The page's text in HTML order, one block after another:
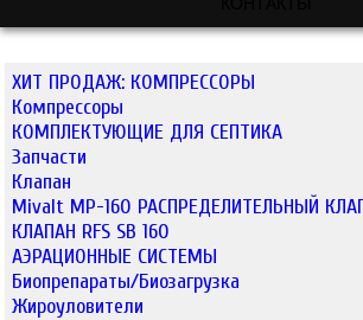
ХИТ ПРОДАЖ: КОМПРЕССОРЫ
Компрессоры
КОМПЛЕКТУЮЩИЕ ДЛЯ СЕПТИКА
Запчасти
Клапан
Mivalt MP-160 РАСПРЕДЕЛИТЕЛЬНЫЙ
КЛАПАН RFS SB 160
АЭРАЦИОННЫЕ СИСТЕМЫ
Биопрепараты/Биозагрузка
Жироуловители